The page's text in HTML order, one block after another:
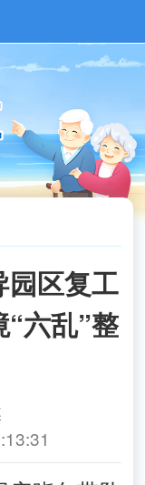
园区复工
六乱”整